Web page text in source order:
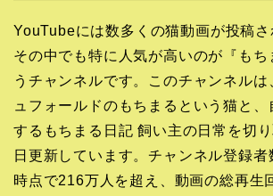
YouTubeには数多くの猫動画が投稿さ
その中でも特に人気が高いのが『もち
うチャンネルです。このチャンネルは
ュフォールドのもちまるという猫と
するもちまる日記 飼い主の日常を切
日更新しています。チャンネル登録者
時点で216万人を超え、動画の総再生